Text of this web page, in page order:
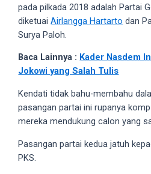
working
days.
You
also
use
share
pada pilkada 2018 adalah Partai
diketuaiAirlangga Hartarto dan
Surya Paloh.
Baca Lainnya : Kader Nasdem
Jokowi yang Salah Tulis
Kendati tidak bahu-membahu
pasangan partai ini rupanya
mereka mendukung calon yang
Pasangan partai kedua jatuh
PKS.